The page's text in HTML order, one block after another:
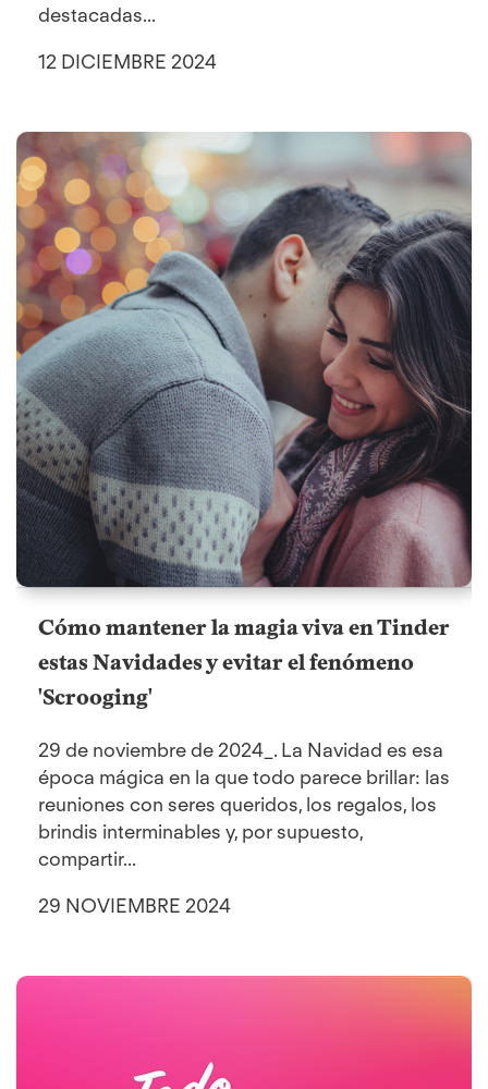
destacadas...
12 DICIEMBRE 2024
Cómo mantener la magia viva en Tinder
estas Navidades y evitar el fenómeno
'Scrooging'
29 de noviembre de 2024_. La Navidad es esa
época mágica en la que todo parece brillar: las
reuniones con seres queridos, los regalos, los
brindis interminables y, por supuesto,
compartir...
29 NOVIEMBRE 2024